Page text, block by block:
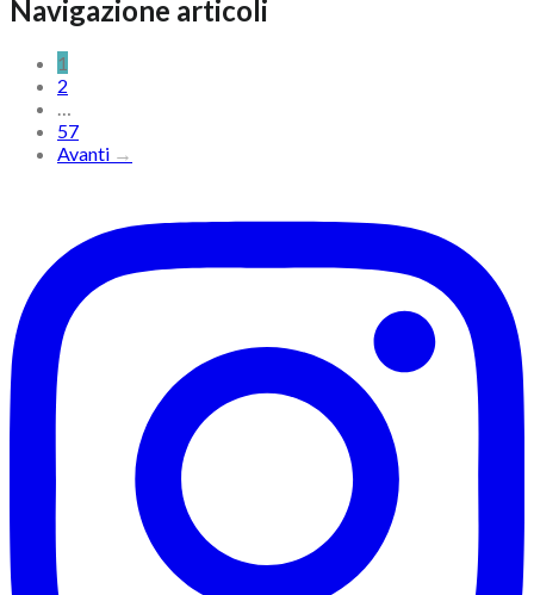
Navigazione articoli
1
2
…
57
Avanti →